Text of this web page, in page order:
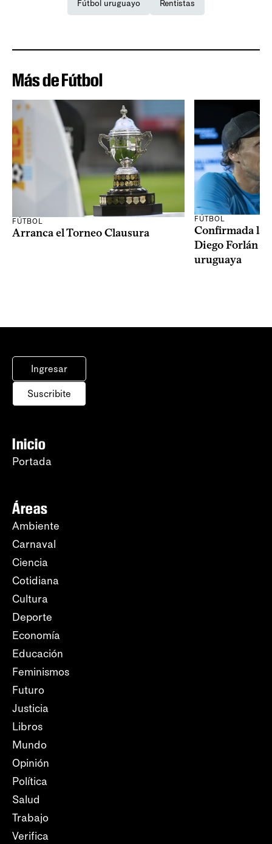
Fútbol uruguayo Rentistas
Más de Fútbol
FÚTBOL
Arranca el Torneo Clausura
FÚTBOL
Confirmada la
Diego Forlán
uruguaya
Ingresar
Suscribite
Inicio
Portada
Áreas
Ambiente
Carnaval
Ciencia
Cotidiana
Cultura
Deporte
Economía
Educación
Feminismos
Futuro
Justicia
Libros
Mundo
Opinión
Política
Salud
Trabajo
Verifica